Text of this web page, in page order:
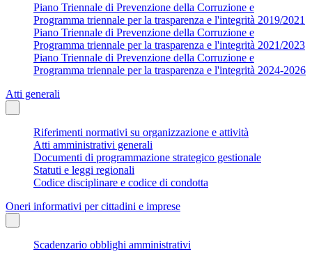
Piano Triennale di Prevenzione della Corruzione e
Programma triennale per la trasparenza e l'integrità 2019/2021
Piano Triennale di Prevenzione della Corruzione e
Programma triennale per la trasparenza e l'integrità 2021/2023
Piano Triennale di Prevenzione della Corruzione e
Programma triennale per la trasparenza e l'integrità 2024-2026
Atti generali
Riferimenti normativi su organizzazione e attività
Atti amministrativi generali
Documenti di programmazione strategico gestionale
Statuti e leggi regionali
Codice disciplinare e codice di condotta
Oneri informativi per cittadini e imprese
Scadenzario obblighi amministrativi